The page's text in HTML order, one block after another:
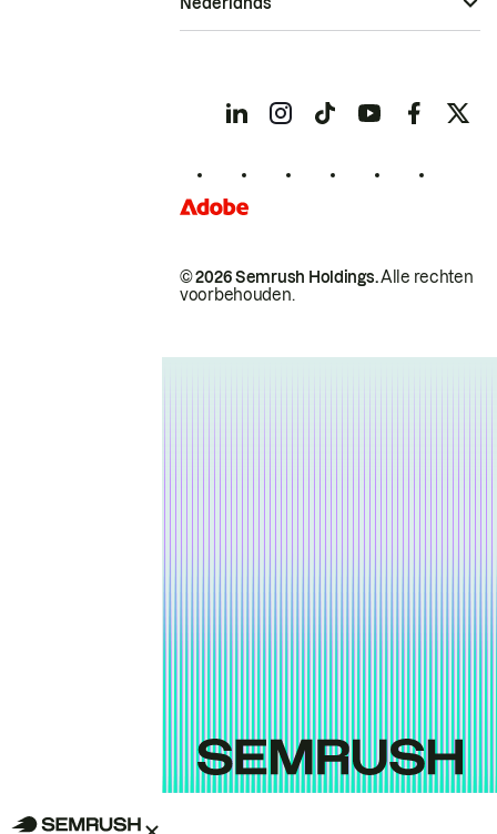
© 2026 Semrush Holdings.Alle rechten
voorbehouden.